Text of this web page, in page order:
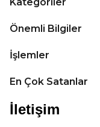
Önemli Bilgiler
İşlemler
En Çok Satanlar
İletişim